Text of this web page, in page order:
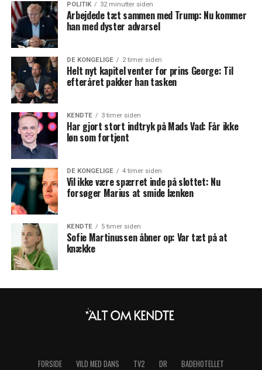
POLITIK 32 minutter siden
Arbejdede tæt sammen med Trump: Nu kommer
han med dyster advarsel
DE KONGELIGE 2 timer siden
Helt nyt kapitel venter for prins George: Til
efteråret pakker han tasken
KENDTE 3 timer siden
Har gjort stort indtryk på Mads Vad: Får ikke
løn som fortjent
DE KONGELIGE 4 timer siden
Vil ikke være spærret inde på slottet: Nu
forsøger Marius at smide lænken
KENDTE 5 timer siden
Sofie Martinussen åbner op: Var tæt på at
knække
FORSIDE VILD MED DANS TV2 DR BADEHOTELLET